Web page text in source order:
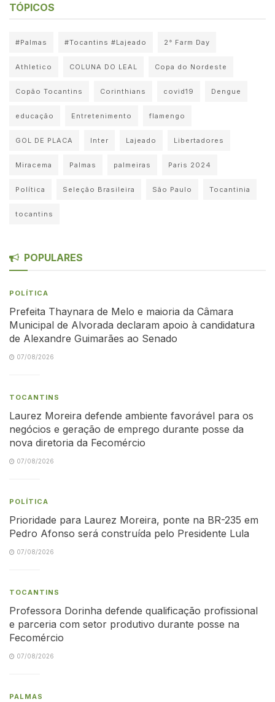
TÓPICOS
#Palmas #Tocantins #Lajeado 2° Farm Day
Athletico COLUNA DO LEAL Copa do Nordeste
Copão Tocantins Corinthians covid19 Dengue
educação Entretenimento flamengo
GOL DE PLACA Inter Lajeado Libertadores
Miracema Palmas palmeiras Paris 2024
Política Seleção Brasileira São Paulo Tocantinia
tocantins
POPULARES
POLÍTICA
Prefeita Thaynara de Melo e maioria da Câmara
Municipal de Alvorada declaram apoio à candidatura
de Alexandre Guimarães ao Senado
07/08/2026
TOCANTINS
Laurez Moreira defende ambiente favorável para os
negócios e geração de emprego durante posse da
nova diretoria da Fecomércio
07/08/2026
POLÍTICA
Prioridade para Laurez Moreira, ponte na BR-235 em
Pedro Afonso será construída pelo Presidente Lula
07/08/2026
TOCANTINS
Professora Dorinha defende qualificação profissional
e parceria com setor produtivo durante posse na
Fecomércio
07/08/2026
PALMAS